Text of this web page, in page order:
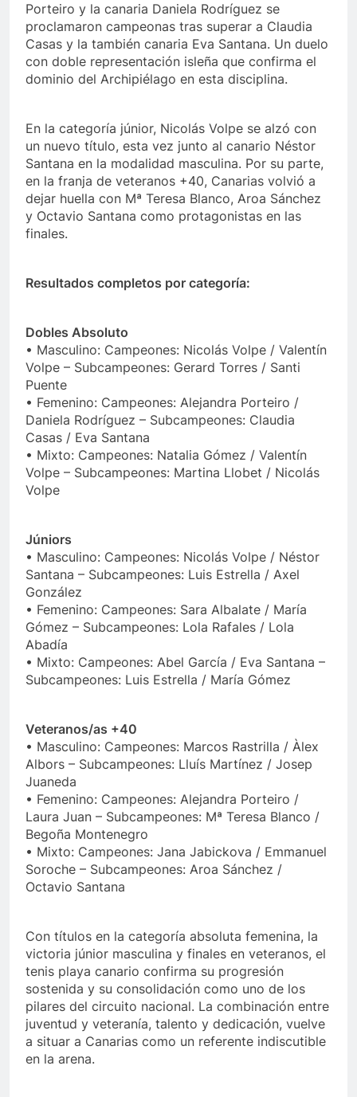
Porteiro y la canaria Daniela Rodríguez se
proclamaron campeonas tras superar a Claudia
Casas y la también canaria Eva Santana. Un duelo
con doble representación isleña que confirma el
dominio del Archipiélago en esta disciplina.
En la categoría júnior, Nicolás Volpe se alzó con
un nuevo título, esta vez junto al canario Néstor
Santana en la modalidad masculina. Por su parte,
en la franja de veteranos +40, Canarias volvió a
dejar huella con Mª Teresa Blanco, Aroa Sánchez
y Octavio Santana como protagonistas en las
finales.
Resultados completos por categoría:
Dobles Absoluto
• Masculino: Campeones: Nicolás Volpe / Valentín
Volpe – Subcampeones: Gerard Torres / Santi
Puente
• Femenino: Campeones: Alejandra Porteiro /
Daniela Rodríguez – Subcampeones: Claudia
Casas / Eva Santana
• Mixto: Campeones: Natalia Gómez / Valentín
Volpe – Subcampeones: Martina Llobet / Nicolás
Volpe
Júniors
• Masculino: Campeones: Nicolás Volpe / Néstor
Santana – Subcampeones: Luis Estrella / Axel
González
• Femenino: Campeones: Sara Albalate / María
Gómez – Subcampeones: Lola Rafales / Lola
Abadía
• Mixto: Campeones: Abel García / Eva Santana –
Subcampeones: Luis Estrella / María Gómez
Veteranos/as +40
• Masculino: Campeones: Marcos Rastrilla / Àlex
Albors – Subcampeones: Lluís Martínez / Josep
Juaneda
• Femenino: Campeones: Alejandra Porteiro /
Laura Juan – Subcampeones: Mª Teresa Blanco /
Begoña Montenegro
• Mixto: Campeones: Jana Jabickova / Emmanuel
Soroche – Subcampeones: Aroa Sánchez /
Octavio Santana
Con títulos en la categoría absoluta femenina, la
victoria júnior masculina y finales en veteranos, el
tenis playa canario confirma su progresión
sostenida y su consolidación como uno de los
pilares del circuito nacional. La combinación entre
juventud y veteranía, talento y dedicación, vuelve
a situar a Canarias como un referente indiscutible
en la arena.